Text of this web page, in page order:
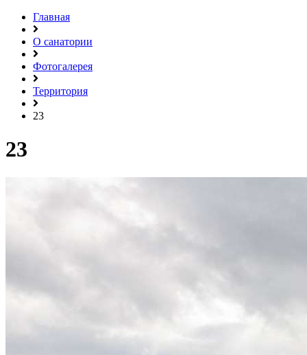
Главная
О санатории
Фотогалерея
Территория
23
23